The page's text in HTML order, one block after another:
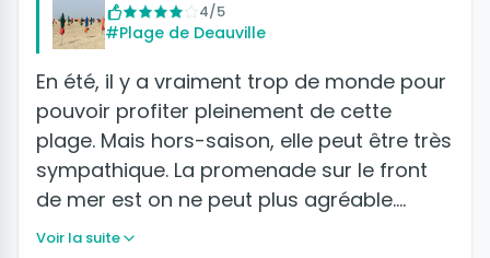
4/5
#Plage de Deauville
En été, il y a vraiment trop de monde pour
pouvoir profiter pleinement de cette
plage. Mais hors-saison, elle peut être très
sympathique. La promenade sur le front
de mer est on ne peut plus agréable.…
Voir la suite